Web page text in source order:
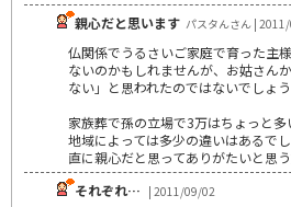
親心だと思います パスタんさん |
仏関係でうるさいご家庭で育った主
ないのかもしれませんが、お姑さん
ない」と思われたのではないでしょ
家族葬で孫の立場で3万はちょっと多
地域によっては多少の違いはあるで
直に親心だと思ってありがたいと思
それぞれ… | 2011/09/02